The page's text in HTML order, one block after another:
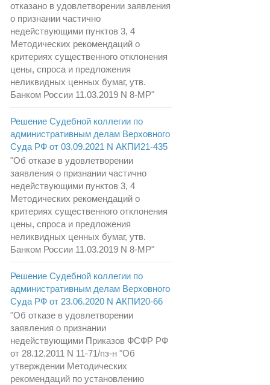
отказано в удовлетворении заявления
о признании частично
недействующими пунктов 3, 4
Методических рекомендаций о
критериях существенного отклонения
цены, спроса и предложения
неликвидных ценных бумаг, утв.
Банком России 11.03.2019 N 8-МР"
Решение Судебной коллегии по
административным делам Верховного
Суда РФ от 03.09.2021 N АКПИ21-435
"Об отказе в удовлетворении
заявления о признании частично
недействующими пунктов 3, 4
Методических рекомендаций о
критериях существенного отклонения
цены, спроса и предложения
неликвидных ценных бумаг, утв.
Банком России 11.03.2019 N 8-МР"
Решение Судебной коллегии по
административным делам Верховного
Суда РФ от 23.06.2020 N АКПИ20-66
"Об отказе в удовлетворении
заявления о признании
недействующими Приказов ФСФР РФ
от 28.12.2011 N 11-71/пз-н "Об
утверждении Методических
рекомендаций по установлению